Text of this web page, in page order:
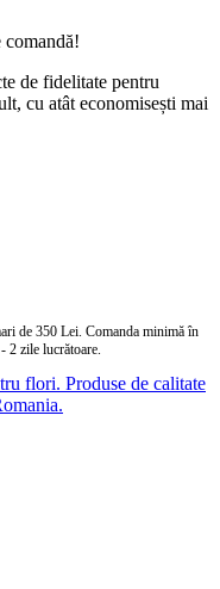
comandă!
de fidelitate pentru
cu atât economisești mai
de 350 Lei. Comanda minimă în
2 zile lucrătoare.